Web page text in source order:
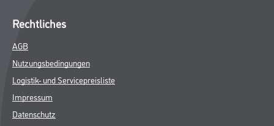
Rechtliches
AGB
Nutzungsbedingungen
Logistik- und Servicepreisliste
Impressum
Datenschutz